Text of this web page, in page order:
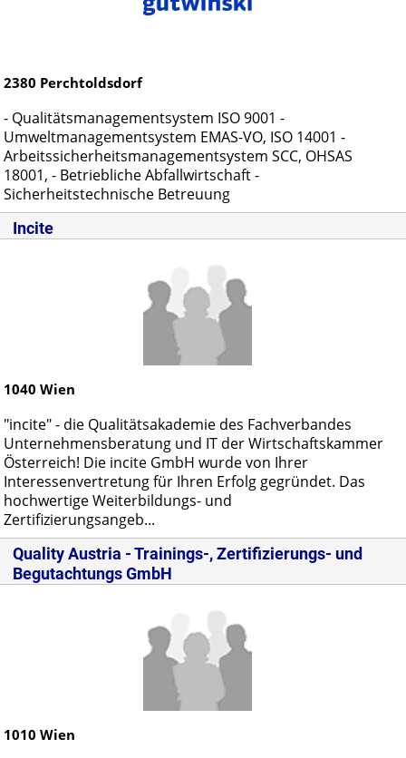
2380 Perchtoldsdorf
- Qualitätsmanagementsystem ISO 9001 -
Umweltmanagementsystem EMAS-VO, ISO 14001 -
Arbeitssicherheitsmanagementsystem SCC, OHSAS
18001, - Betriebliche Abfallwirtschaft -
Sicherheitstechnische Betreuung
Incite
1040 Wien
"incite" - die Qualitätsakademie des Fachverbandes
Unternehmensberatung und IT der Wirtschaftskammer
Österreich! Die incite GmbH wurde von Ihrer
Interessenvertretung für Ihren Erfolg gegründet. Das
hochwertige Weiterbildungs- und
Zertifizierungsangeb...
Quality Austria - Trainings-, Zertifizierungs- und
Begutachtungs GmbH
1010 Wien